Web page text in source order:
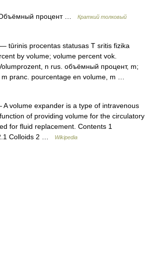
процент …
Краткий толковый
— tūrinis procentas statusas T sritis fizika
by volume; volume percent vok.
n rus. объёмный процент, m;
m pranc. pourcentage en volume, m …
volume expander is a type of intravenous
of providing volume for the circulatory
for fluid replacement. Contents 1
Colloids 2 …
Wikipedia